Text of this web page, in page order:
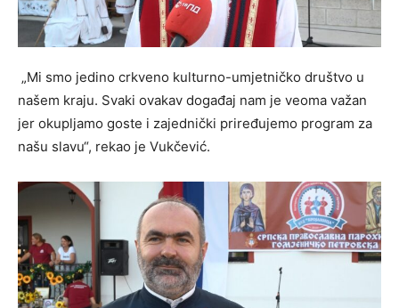
„Mi smo jedino crkveno kulturno-umjetničko društvo u
našem kraju. Svaki ovakav događaj nam je veoma važan
jer okupljamo goste i zajednički priređujemo program za
našu slavu“, rekao je Vukčević.